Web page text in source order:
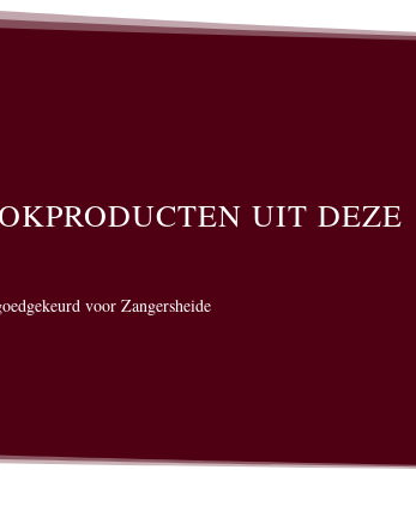
UIT DEZE
voor Zangersheide